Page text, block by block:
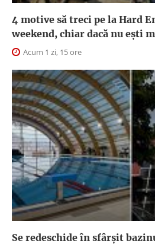
4 motive să treci pe la Hard
weekend, chiar dacă nu ești
Acum 1 zi, 15 ore
Se redeschide în sfârșit